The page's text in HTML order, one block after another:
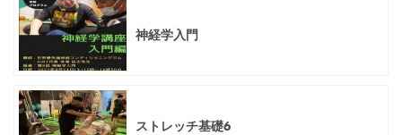
神経学入門
ストレッチ基礎6